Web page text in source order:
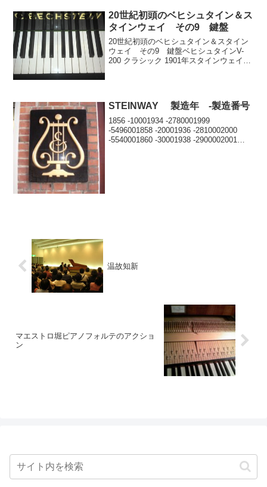
20世紀初頭のベヒシュタイン＆ス
タインウェイ その9 鍵盤
20世紀初頭のベヒシュタイン＆スタイン
ウェイ その9 鍵盤ベヒシュタインV-
200 クラシック 1901年スタインウェイA-
STEINWAY 製造年 -製造番号
1856 -10001934 -2780001999
-5496001858 -20001936 -2810002000
-5540001860 -30001938 -2900002001
温故知新
マエストロ堀ピアノフォルテのアクショ
ン